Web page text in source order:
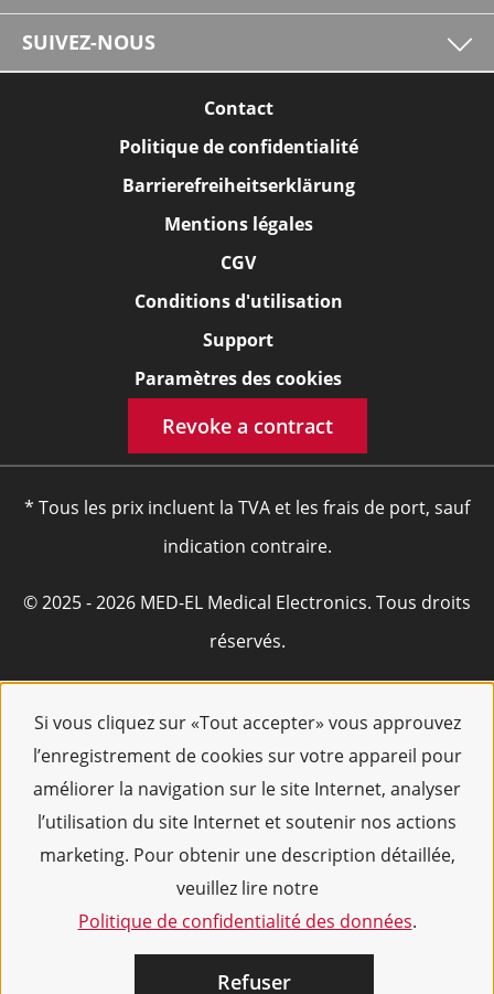
Si vous cliquez sur «Tout accepter» vous approuvez
l’enregistrement de cookies sur votre appareil pour
améliorer la navigation sur le site Internet, analyser
l’utilisation du site Internet et soutenir nos actions
marketing. Pour obtenir une description détaillée,
veuillez lire notre
Politique de confidentialité des données.
Refuser
SUIVEZ-NOUS
Contact
Politique de confidentialité
Barrierefreiheitserklärung
Mentions légales
CGV
Conditions d'utilisation
Support
Paramètres des cookies
Revoke a contract
* Tous les prix incluent la TVA et les frais de port, sauf
indication contraire.
© 2025 - 2026 MED-EL Medical Electronics. Tous droits
réservés.